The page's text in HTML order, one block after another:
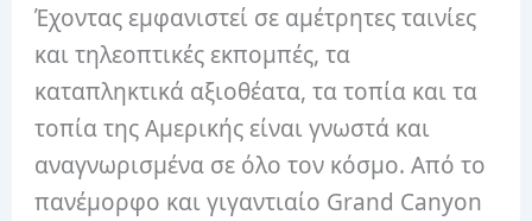
Έχοντας εμφανιστεί σε αμέτρητες ταινίες
και τηλεοπτικές εκπομπές, τα
καταπληκτικά αξιοθέατα, τα τοπία και τα
τοπία της Αμερικής είναι γνωστά και
αναγνωρισμένα σε όλο τον κόσμο. Από το
πανέμορφο και γιγαντιαίο Grand Canyon